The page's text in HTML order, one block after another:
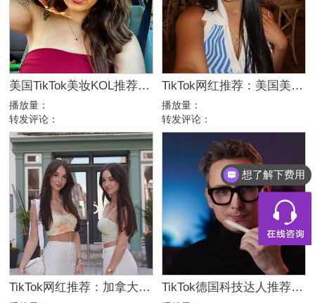
美国TikTok美妆KOL推荐：5万粉高互动美女日常博主
播放量：
转发评论：
TikTok网红推荐：美国美女美妆时尚达人合作博主
播放量：
转发评论：
TikTok网红推荐：加拿大高互动双胞胎博主，77万粉生活方式达人合作 TikTok德国科技达人推荐：18万粉消费电子产品硬核测评博主
想了解下费用